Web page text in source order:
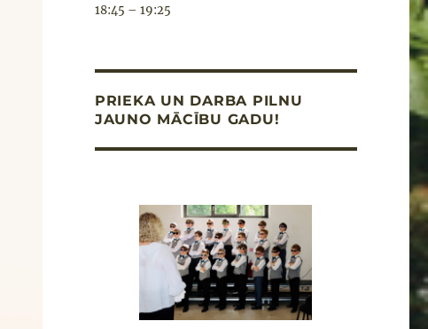
18:45 – 19:25
PRIEKA UN DARBA PILNU
JAUNO MĀCĪBU GADU!